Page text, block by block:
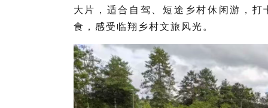
大片，适合自驾、短途乡村休闲游，
食，感受临翔乡村文旅风光。